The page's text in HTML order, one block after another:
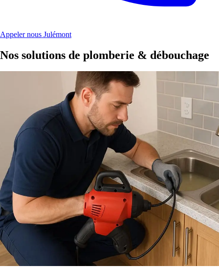
Appeler nous Julémont
Nos solutions de plomberie & débouchage